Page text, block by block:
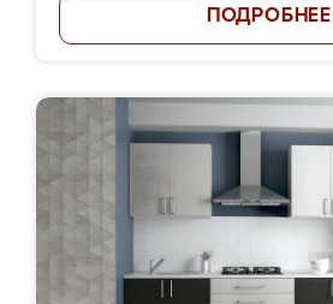
ПОДРОБНЕЕ